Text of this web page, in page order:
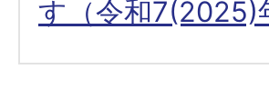
す（令和7(2025)